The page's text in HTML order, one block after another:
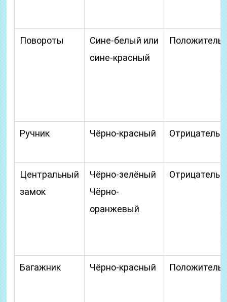
Повороты
Сине-белый или
сине-красный
Ручник Чёрно-красный
Центральный
замок
Чёрно-зелёный
Чёрно-
оранжевый
Багажник Чёрно-красный